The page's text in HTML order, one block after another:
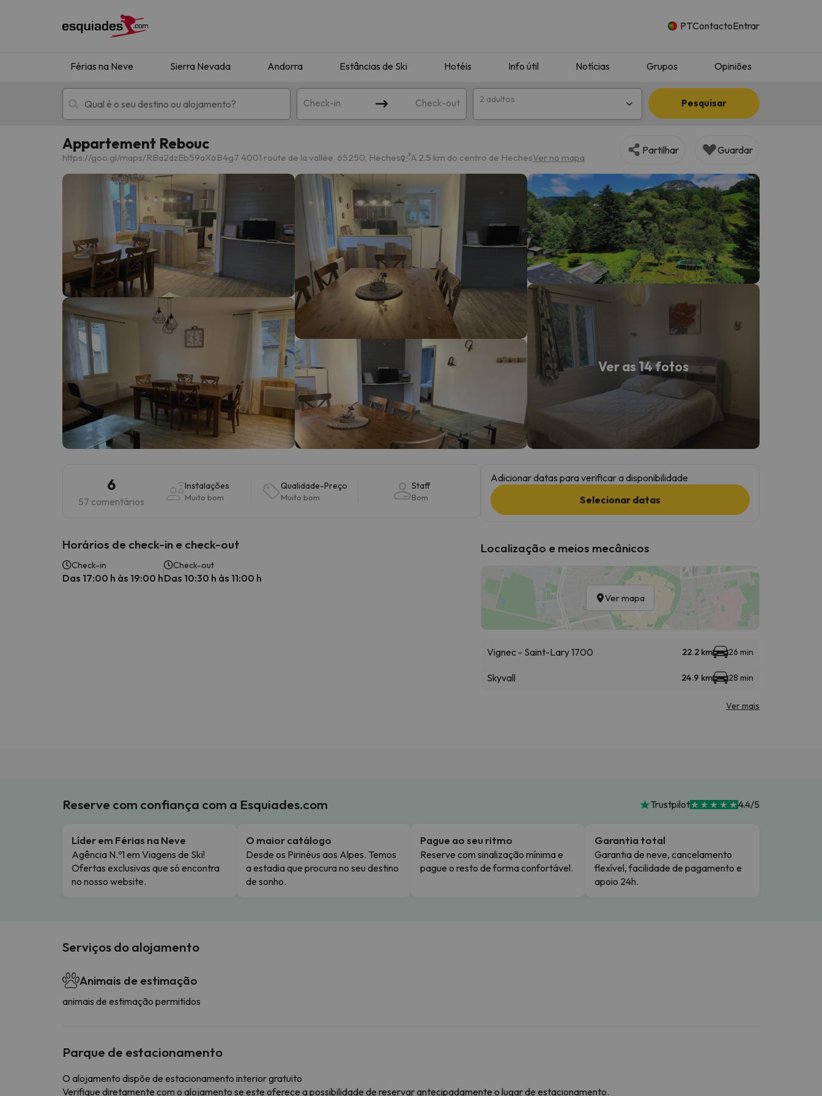
PTContactoEntrar
Férias na Neve Sierra Nevada Andorra Estâncias de Ski Hotéis Info útil Notícias Grupos Opiniões
Check-in Check-out 2 adultos Pesquisar
Férias na neve Hotéis de montanha
Oops, não encontramos nenhum resultado que corresponda à sua pesquisa. Tente modificar o destino.
Bem, parece que o nosso Seeker perdeu o seu caminho. Assim que encontrar a sua bússola, estará de volta.
Appartement Rebouc
https://goo.gl/maps/RBa2dzEb59aX6B4g7 4001 route de la vallée, 65250, Heches A 2.5 km do centro de HechesVer no mapa
Partilhar Guardar
Ver as 14 fotos
6
57 comentários
Instalações
Muito bom
Qualidade-Preço
Muito bom
Staff
Bom
Horários de check-in e check-out
Check-in
Das 17:00 h às 19:00 h
Check-out
Das 10:30 h às 11:00 h
Adicionar datas para verificar a disponibilidade
Selecionar datas
Localização e meios mecânicos
Ver mapa
Vignec - Saint-Lary 1700 22.2 km 26 min
Skyvall 24.9 km 28 min
Ver mais
Reserve com confiança com a Esquiades.com Trustpilot 4.4/5
Líder em Férias na Neve
Agência N.º1 em Viagens de Ski!
Ofertas exclusivas que só encontra
no nosso website.
O maior catálogo
Desde os Pirinéus aos Alpes. Temos
a estadia que procura no seu destino
de sonho.
Pague ao seu ritmo
Reserve com sinalização mínima e
pague o resto de forma confortável.
Garantia total
Garantia de neve, cancelamento
flexível, facilidade de pagamento e
apoio 24h.
Serviços do alojamento
Animais de estimação
animais de estimação permitidos
Parque de estacionamento
O alojamento dispõe de estacionamento interior gratuito
Verifique diretamente com o alojamento se este oferece a possibilidade de reservar antecipadamente o lugar de estacionamento.